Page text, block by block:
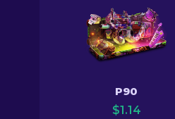
P90
$1.14